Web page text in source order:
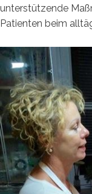
unterstützende
Patienten beim